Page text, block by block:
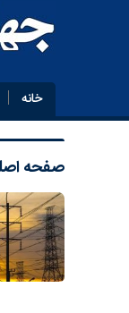
خانه
صفحه